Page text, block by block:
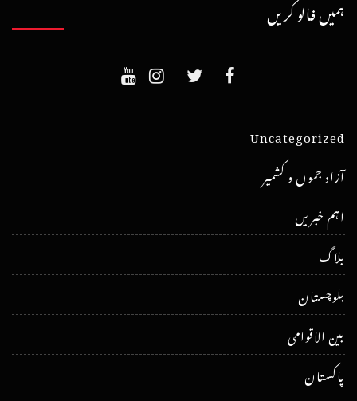
ہمیں فالو کریں
Uncategorized
آزاد جموں و کشمیر
اہم خبریں
بلاگ
بلوچستان
بین الاقوامی
پاکستان